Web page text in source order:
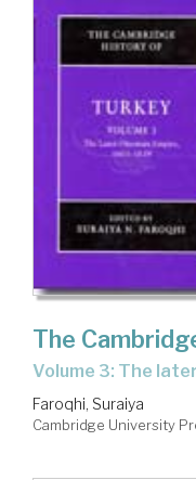
The
Volume 3: The
Faroqhi, Suraiya
Cambridge University